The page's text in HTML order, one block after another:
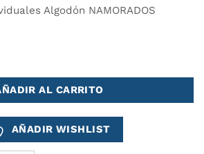
Algodón NAMORADOS
AL CARRITO
AÑADIR WISHLIST